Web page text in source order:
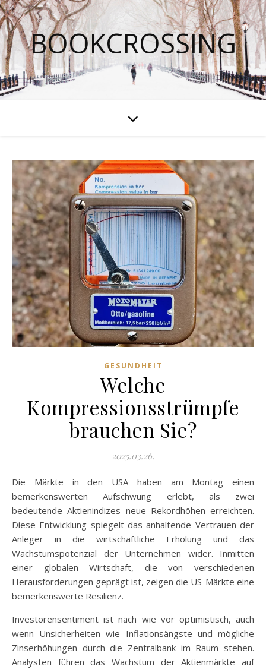
BOOKCROSSING
GESUNDHEIT
Welche
Kompressionsstrümpfe
brauchen Sie?
2025.03.26.
Die Märkte in den USA haben am Montag einen
bemerkenswerten Aufschwung erlebt, als zwei
bedeutende Aktienindizes neue Rekordhöhen erreichten.
Diese Entwicklung spiegelt das anhaltende Vertrauen der
Anleger in die wirtschaftliche Erholung und das
Wachstumspotenzial der Unternehmen wider. Inmitten
einer globalen Wirtschaft, die von verschiedenen
Herausforderungen geprägt ist, zeigen die US-Märkte eine
bemerkenswerte Resilienz.
Investorensentiment ist nach wie vor optimistisch, auch
wenn Unsicherheiten wie Inflationsängste und mögliche
Zinserhöhungen durch die Zentralbank im Raum stehen.
Analysten führen das Wachstum der Aktienmärkte auf